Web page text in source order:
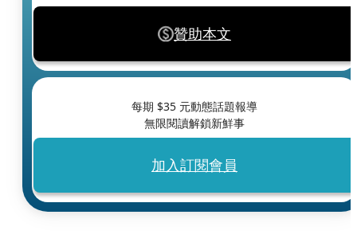
贊助本文
每期 $35 元動態話題報導
無限閱讀解鎖新鮮事
加入訂閱會員